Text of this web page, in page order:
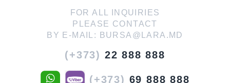
FOR ALL INQUIRIES
PLEASE CONTACT
BY E-MAIL:
BURSA@LARA.MD
(+373) 22 888 888
(+373) 69 888 888